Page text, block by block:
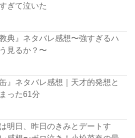
ぎて泣いた
典』ネタバレ感想〜強すぎるハ
見るか？〜
』ネタバレ感想｜天才的発想と
った61分
明日、昨日のきみとデートす